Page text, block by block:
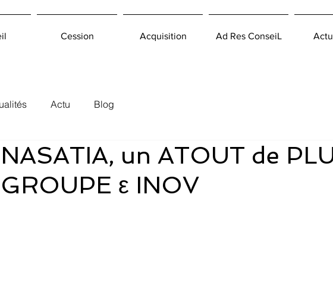
Cession Acquisition Ad Res ConseiL
Actu Blog
NASATIA, un ATOUT de
GROUPE ε INOV